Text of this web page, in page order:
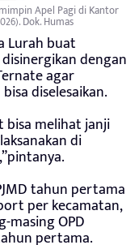
Apel Pagi di Kantor
Dok. Humas
Lurah buat
dengan
agar
diselesaikan.
bisa melihat janji
di
tahun pertama
per kecamatan,
masing OPD
pertama.